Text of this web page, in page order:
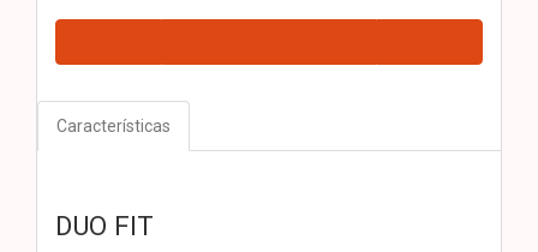
Características
DUO FIT